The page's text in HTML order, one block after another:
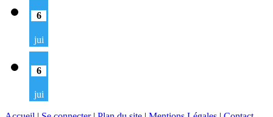
6
jui
6
jui